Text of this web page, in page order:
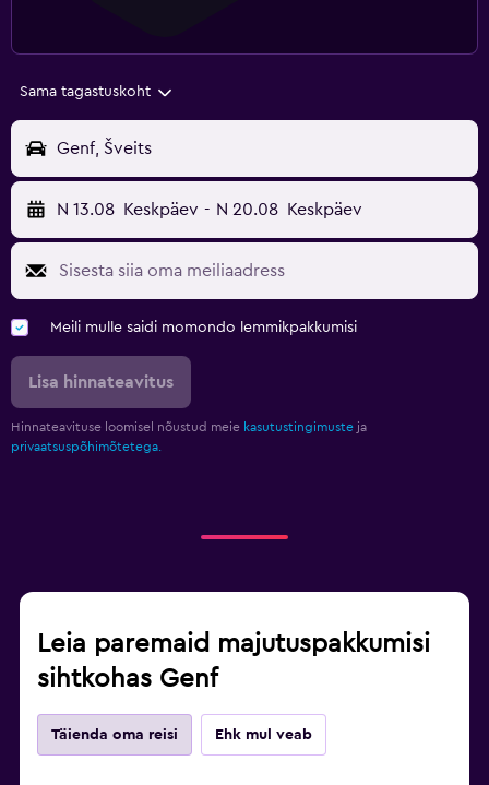
Sama tagastuskoht
Genf, Šveits
N 13.08 Keskpäev - N 20.08 Keskpäev
Meili mulle saidi momondo lemmikpakkumisi
Lisa hinnateavitus
Hinnateavituse loomisel nõustud meie kasutustingimuste ja
privaatsuspõhimõtetega.
Leia paremaid majutuspakkumisi
sihtkohas Genf
Täienda oma reisi Ehk mul veab